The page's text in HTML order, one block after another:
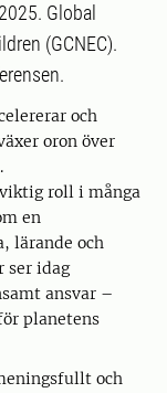
Global
(GCNEC).
och
oron över
roll i många
en
lärande och
ser idag
ansvar –
planetens
och